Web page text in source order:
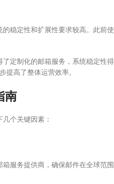
稳定性和扩展性要求较高。此前
定制化的邮箱服务，系统稳定性
提高了整体运营效率。
南
个关键因素：
服务提供商，确保邮件在全球范